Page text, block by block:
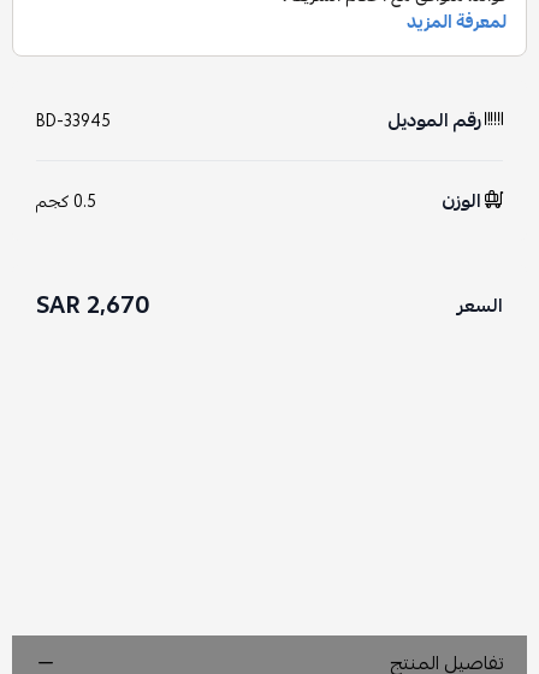
رقم الموديل BD-33945
الوزن 0.5 كجم
السعر 2,670 SAR
تفاصيل المنتج